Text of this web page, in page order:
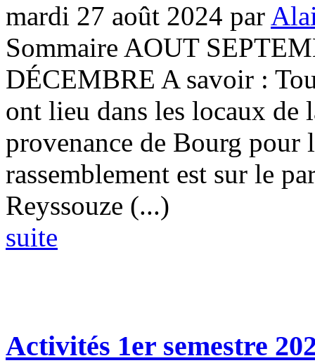
mardi 27 août 2024 par
Sommaire AOUT
DÉCEMBRE A savoir :
ont lieu dans les locaux
provenance de Bourg pour
rassemblement est sur le
Reyssouze (...)
suite
Activités 1er semestre